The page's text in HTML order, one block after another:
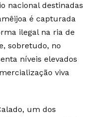
nacional destinadas
é capturada
ilegal na ria de
sobretudo, no
níveis elevados
viva
um dos